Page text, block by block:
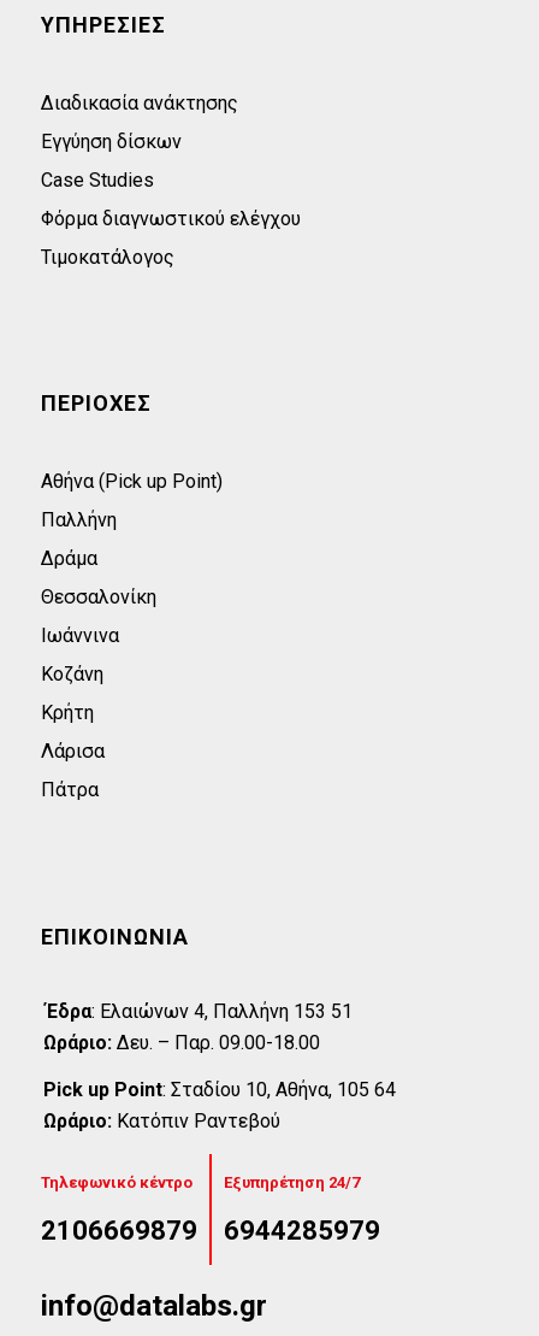
ΥΠΗΡΕΣΙΕΣ
Διαδικασία ανάκτησης
Εγγύηση δίσκων
Case Studies
Φόρμα διαγνωστικού ελέγχου
Τιμοκατάλογος
ΠΕΡΙΟΧΕΣ
Αθήνα (Pick up Point)
Παλλήνη
Δράμα
Θεσσαλονίκη
Ιωάννινα
Κοζάνη
Κρήτη
Λάρισα
Πάτρα
ΕΠΙΚΟΙΝΩΝΊΑ
Έδρα: Eλαιώνων 4, Παλλήνη 153 51
Ωράριο: Δευ. – Παρ. 09.00-18.00
Pick up Point: Σταδίου 10, Αθήνα, 105 64
Ωράριο: Κατόπιν Ραντεβού
Τηλεφωνικό κέντρο
2106669879
Εξυπηρέτηση 24/7
6944285979
info@datalabs.gr